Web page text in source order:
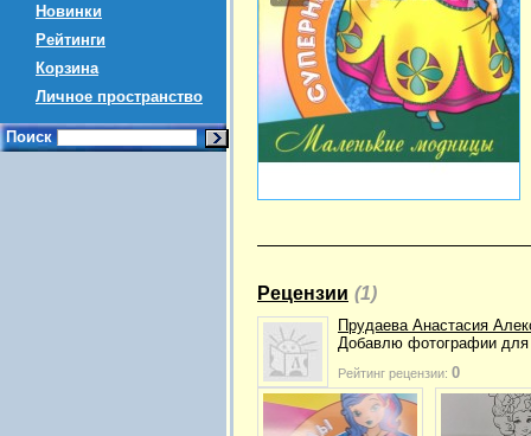
Новинки
Рейтинги
Корзина
Личное пространство
Поиск
Рецензии (1)
Прудаева Анастасия
Добавлю фотографии для
Рейтинг рецензии: 0